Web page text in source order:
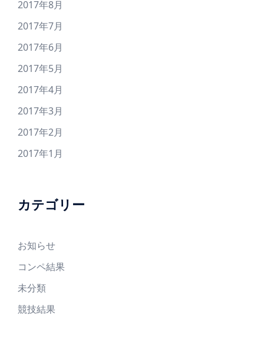
2017年8月
2017年7月
2017年6月
2017年5月
2017年4月
2017年3月
2017年2月
2017年1月
カテゴリー
お知らせ
コンペ結果
未分類
競技結果